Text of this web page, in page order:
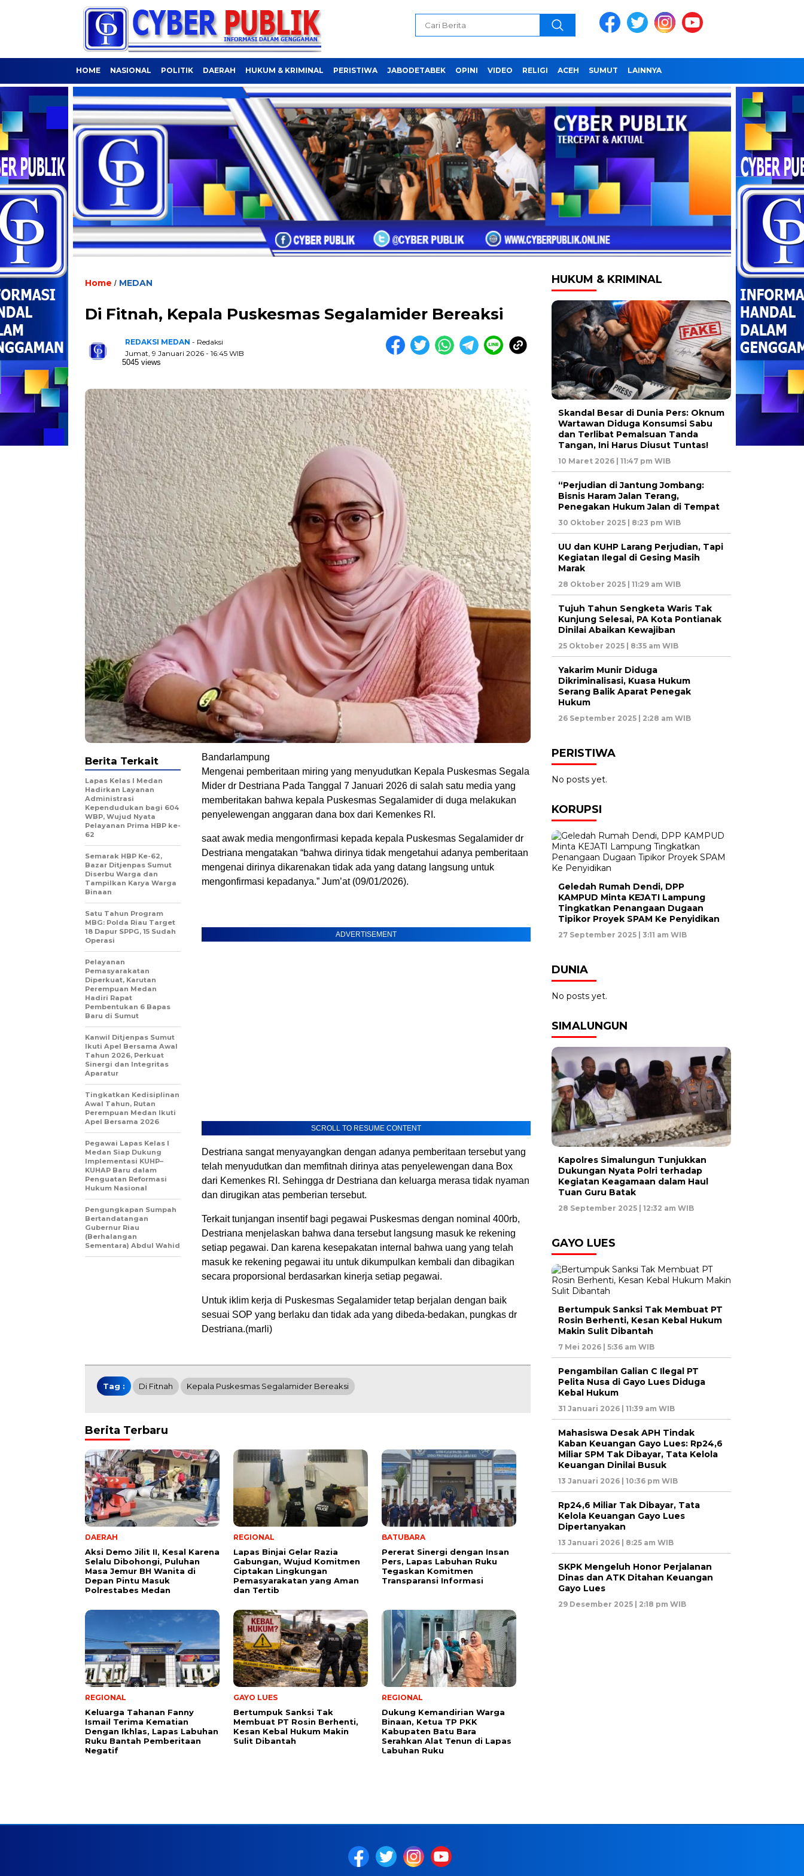
HOME NASIONAL POLITIK DAERAH HUKUM & KRIMINAL PERISTIWA JABODETABEK OPINI VIDEO RELIGI ACEH SUMUT LAINNYA
Home / MEDAN
Di Fitnah, Kepala Puskesmas Segalamider Bereaksi
REDAKSI MEDAN - Redaksi
Jumat, 9 Januari 2026 - 16:45 WIB
5045 views
Bandarlampung
Mengenai pemberitaan miring yang menyudutkan Kepala Puskesmas Segala
Mider dr Destriana Pada Tanggal 7 Januari 2026 di salah satu media yang
memberitakan bahwa kepala Puskesmas Segalamider di duga melakukan
penyelewengan anggaran dana box dari Kemenkes RI.
saat awak media mengonfirmasi kepada kepala Puskesmas Segalamider dr
Destriana mengatakan “bahwa dirinya tidak mengetahui adanya pemberitaan
mengenai dirinya dikarenakan tidak ada yang datang langsung untuk
mengonfirmasi kepadanya.” Jum’at (09/01/2026).
ADVERTISEMENT
SCROLL TO RESUME CONTENT
Destriana sangat menyayangkan dengan adanya pemberitaan tersebut yang
telah menyudutkan dan memfitnah dirinya atas penyelewengan dana Box
dari Kemenkes RI. Sehingga dr Destriana dan keluarga merasa tidak nyaman
dan dirugikan atas pemberian tersebut.
Terkait tunjangan insentif bagi pegawai Puskesmas dengan nominal 400rb,
Destriana menjelaskan bahwa dana tersebut langsung masuk ke rekening
setiap pegawai. Dan karena kesepakatan internal bahwa uang yang telah
masuk ke rekening pegawai itu untuk dikumpulkan kembali dan dibagikan
secara proporsional berdasarkan kinerja setiap pegawai.
Untuk iklim kerja di Puskesmas Segalamider tetap berjalan dengan baik
sesuai SOP yang berlaku dan tidak ada yang dibeda-bedakan, pungkas dr
Destriana.(marli)
Berita Terkait
Lapas Kelas I Medan
Hadirkan Layanan
Administrasi
Kependudukan bagi 604
WBP, Wujud Nyata
Pelayanan Prima HBP ke-
62
Semarak HBP Ke-62,
Bazar Ditjenpas Sumut
Diserbu Warga dan
Tampilkan Karya Warga
Binaan
Satu Tahun Program
MBG: Polda Riau Target
18 Dapur SPPG, 15 Sudah
Operasi
Pelayanan
Pemasyarakatan
Diperkuat, Karutan
Perempuan Medan
Hadiri Rapat
Pembentukan 6 Bapas
Baru di Sumut
Kanwil Ditjenpas Sumut
Ikuti Apel Bersama Awal
Tahun 2026, Perkuat
Sinergi dan Integritas
Aparatur
Tingkatkan Kedisiplinan
Awal Tahun, Rutan
Perempuan Medan Ikuti
Apel Bersama 2026
Pegawai Lapas Kelas I
Medan Siap Dukung
Implementasi KUHP–
KUHAP Baru dalam
Penguatan Reformasi
Hukum Nasional
Pengungkapan Sumpah
Bertandatangan
Gubernur Riau
(Berhalangan
Sementara) Abdul Wahid
Tag : Di Fitnah Kepala Puskesmas Segalamider Bereaksi
Berita Terbaru
DAERAH
Aksi Demo Jilit II, Kesal Karena
Selalu Dibohongi, Puluhan
Masa Jemur BH Wanita di
Depan Pintu Masuk
Polrestabes Medan
REGIONAL
Lapas Binjai Gelar Razia
Gabungan, Wujud Komitmen
Ciptakan Lingkungan
Pemasyarakatan yang Aman
dan Tertib
BATUBARA
Pererat Sinergi dengan Insan
Pers, Lapas Labuhan Ruku
Tegaskan Komitmen
Transparansi Informasi
REGIONAL
Keluarga Tahanan Fanny
Ismail Terima Kematian
Dengan Ikhlas, Lapas Labuhan
Ruku Bantah Pemberitaan
Negatif
GAYO LUES
Bertumpuk Sanksi Tak
Membuat PT Rosin Berhenti,
Kesan Kebal Hukum Makin
Sulit Dibantah
REGIONAL
Dukung Kemandirian Warga
Binaan, Ketua TP PKK
Kabupaten Batu Bara
Serahkan Alat Tenun di Lapas
Labuhan Ruku
HUKUM & KRIMINAL
Skandal Besar di Dunia Pers: Oknum
Wartawan Diduga Konsumsi Sabu
dan Terlibat Pemalsuan Tanda
Tangan, Ini Harus Diusut Tuntas!
10 Maret 2026 | 11:47 pm WIB
“Perjudian di Jantung Jombang:
Bisnis Haram Jalan Terang,
Penegakan Hukum Jalan di Tempat
30 Oktober 2025 | 8:23 pm WIB
UU dan KUHP Larang Perjudian, Tapi
Kegiatan Ilegal di Gesing Masih
Marak
28 Oktober 2025 | 11:29 am WIB
Tujuh Tahun Sengketa Waris Tak
Kunjung Selesai, PA Kota Pontianak
Dinilai Abaikan Kewajiban
25 Oktober 2025 | 8:35 am WIB
Yakarim Munir Diduga
Dikriminalisasi, Kuasa Hukum
Serang Balik Aparat Penegak
Hukum
26 September 2025 | 2:28 am WIB
PERISTIWA
No posts yet.
KORUPSI
Geledah Rumah Dendi, DPP
KAMPUD Minta KEJATI Lampung
Tingkatkan Penangaan Dugaan
Tipikor Proyek SPAM Ke Penyidikan
27 September 2025 | 3:11 am WIB
DUNIA
No posts yet.
SIMALUNGUN
Kapolres Simalungun Tunjukkan
Dukungan Nyata Polri terhadap
Kegiatan Keagamaan dalam Haul
Tuan Guru Batak
28 September 2025 | 12:32 am WIB
GAYO LUES
Bertumpuk Sanksi Tak Membuat PT
Rosin Berhenti, Kesan Kebal Hukum
Makin Sulit Dibantah
7 Mei 2026 | 5:36 am WIB
Pengambilan Galian C Ilegal PT
Pelita Nusa di Gayo Lues Diduga
Kebal Hukum
31 Januari 2026 | 11:39 am WIB
Mahasiswa Desak APH Tindak
Kaban Keuangan Gayo Lues: Rp24,6
Miliar SPM Tak Dibayar, Tata Kelola
Keuangan Dinilai Busuk
13 Januari 2026 | 10:36 pm WIB
Rp24,6 Miliar Tak Dibayar, Tata
Kelola Keuangan Gayo Lues
Dipertanyakan
13 Januari 2026 | 8:25 am WIB
SKPK Mengeluh Honor Perjalanan
Dinas dan ATK Ditahan Keuangan
Gayo Lues
29 Desember 2025 | 2:18 pm WIB